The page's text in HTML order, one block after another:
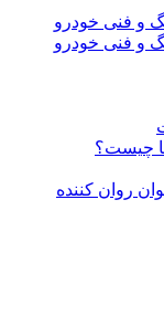
و فنی خودرو
و فنی خودرو
روان کننده